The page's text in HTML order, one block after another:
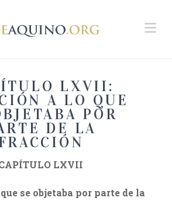
LXVII:
A LO QUE
POR
DE LA
LXVII
se objetaba por parte de la